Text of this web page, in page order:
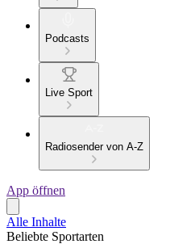
Podcasts
Live Sport
Radiosender von A-Z
App öffnen
Alle Inhalte
Beliebte Sportarten